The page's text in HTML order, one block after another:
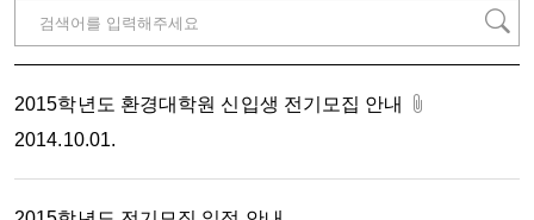
2015학년도 환경대학원 신입생 전기모집 안내
2014.10.01.